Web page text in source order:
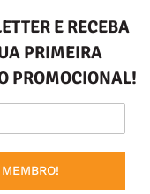
E RECEBA
PRIMEIRA
PROMOCIONAL!